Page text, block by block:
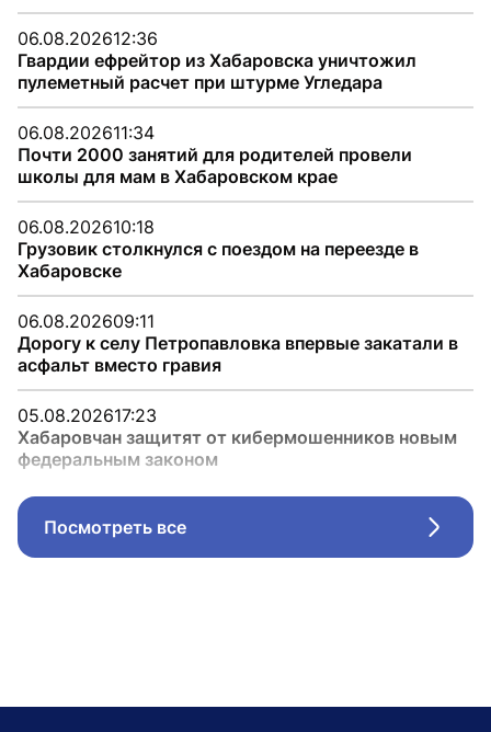
06.08.202612:36
Гвардии ефрейтор из Хабаровска уничтожил
пулеметный расчет при штурме Угледара
06.08.202611:34
Почти 2000 занятий для родителей провели
школы для мам в Хабаровском крае
06.08.202610:18
Грузовик столкнулся с поездом на переезде в
Хабаровске
06.08.202609:11
Дорогу к селу Петропавловка впервые закатали в
асфальт вместо гравия
05.08.202617:23
Хабаровчан защитят от кибермошенников новым
федеральным законом
Посмотреть все